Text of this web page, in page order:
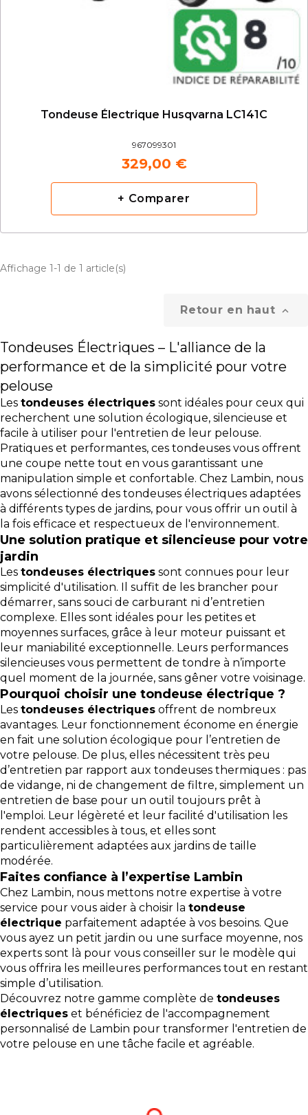
Tondeuse Électrique Husqvarna LC141C
967099301
329,00 €
+ Comparer
Affichage 1-1 de 1 article(s)
Retour en haut 
Tondeuses Électriques – L'alliance de la
performance et de la simplicité pour votre
pelouse
Les tondeuses électriques sont idéales pour ceux qui
recherchent une solution écologique, silencieuse et
facile à utiliser pour l'entretien de leur pelouse.
Pratiques et performantes, ces tondeuses vous offrent
une coupe nette tout en vous garantissant une
manipulation simple et confortable. Chez Lambin, nous
avons sélectionné des tondeuses électriques adaptées
à différents types de jardins, pour vous offrir un outil à
la fois efficace et respectueux de l'environnement.
Une solution pratique et silencieuse pour votre
jardin
Les tondeuses électriques sont connues pour leur
simplicité d'utilisation. Il suffit de les brancher pour
démarrer, sans souci de carburant ni d’entretien
complexe. Elles sont idéales pour les petites et
moyennes surfaces, grâce à leur moteur puissant et
leur maniabilité exceptionnelle. Leurs performances
silencieuses vous permettent de tondre à n’importe
quel moment de la journée, sans gêner votre voisinage.
Pourquoi choisir une tondeuse électrique ?
Les tondeuses électriques offrent de nombreux
avantages. Leur fonctionnement économe en énergie
en fait une solution écologique pour l’entretien de
votre pelouse. De plus, elles nécessitent très peu
d’entretien par rapport aux tondeuses thermiques : pas
de vidange, ni de changement de filtre, simplement un
entretien de base pour un outil toujours prêt à
l'emploi. Leur légèreté et leur facilité d'utilisation les
rendent accessibles à tous, et elles sont
particulièrement adaptées aux jardins de taille
modérée.
Faites confiance à l’expertise Lambin
Chez Lambin, nous mettons notre expertise à votre
service pour vous aider à choisir la tondeuse
électrique parfaitement adaptée à vos besoins. Que
vous ayez un petit jardin ou une surface moyenne, nos
experts sont là pour vous conseiller sur le modèle qui
vous offrira les meilleures performances tout en restant
simple d’utilisation.
Découvrez notre gamme complète de tondeuses
électriques et bénéficiez de l'accompagnement
personnalisé de Lambin pour transformer l'entretien de
votre pelouse en une tâche facile et agréable.